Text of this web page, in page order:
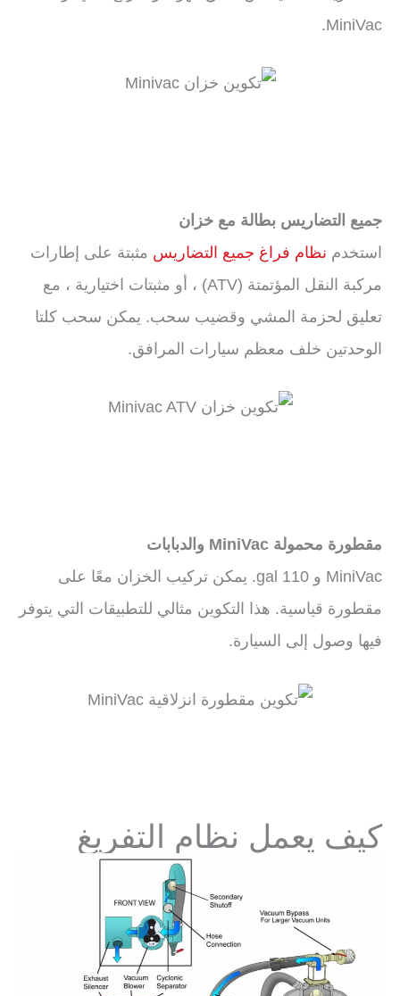
MiniVac.
جميع التضاريس بطالة مع خزان
استخدم نظام فراغ جميع التضاريس مثبتة على إطارات
مركبة النقل المؤتمتة (ATV) ، أو مثبتات اختيارية ، مع
تعليق لحزمة المشي وقضيب سحب. يمكن سحب كلتا
الوحدتين خلف معظم سيارات المرافق.
مقطورة محمولة MiniVac والدبابات
MiniVac و 110 gal. يمكن تركيب الخزان معًا على
مقطورة قياسية. هذا التكوين مثالي للتطبيقات التي يتوفر
فيها وصول إلى السيارة.
كيف يعمل نظام التفريغ